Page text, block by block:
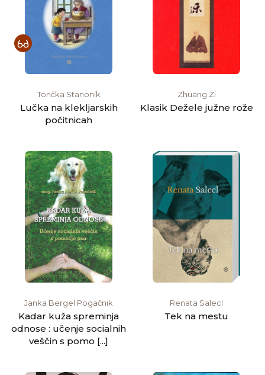
Tončka Stanonik
Lučka na klekljarskih
počitnicah
Zhuang Zi
Klasik Dežele južne rože
Janka Bergel Pogačnik
Kadar kuža spreminja
odnose : učenje socialnih
veščin s pomo [...]
Renata Salecl
Tek na mestu